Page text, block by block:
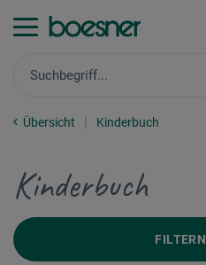
Übersicht Kinderbuch
Kinderbuch
FILTERN